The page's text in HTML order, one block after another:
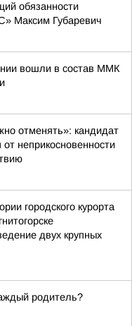
обязанности
Максим Губаревич
вошли в состав ММК
отменять»: кандидат
от неприкосновенности
городского курорта
двух крупных
родитель?